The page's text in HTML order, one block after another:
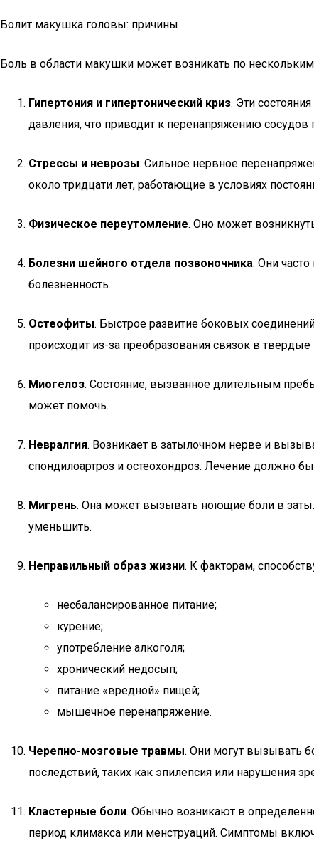
Болит макушка головы: причины
Боль в области макушки может возникать по
Гипертония и гипертонический криз. Эти
давления, что приводит к перенапряжению сосудов
Стрессы и неврозы. Сильное нервное
около тридцати лет, работающие в условиях
Физическое переутомление. Оно может
Болезни шейного отдела позвоночника. Они
болезненность.
Остеофиты. Быстрое развитие боковых
происходит из-за преобразования связок в твердые
Миогелоз. Состояние, вызванное длительным
может помочь.
Невралгия. Возникает в затылочном нерве и
спондилоартроз и остеохондроз. Лечение должно
Мигрень. Она может вызывать ноющие боли в
уменьшить.
Неправильный образ жизни. К факторам,
несбалансированное питание;
курение;
употребление алкоголя;
хронический недосып;
питание «вредной» пищей;
мышечное перенапряжение.
Черепно-мозговые травмы. Они могут вызывать
последствий, таких как эпилепсия или нарушения
Кластерные боли. Обычно возникают в
период климакса или менструаций. Симптомы